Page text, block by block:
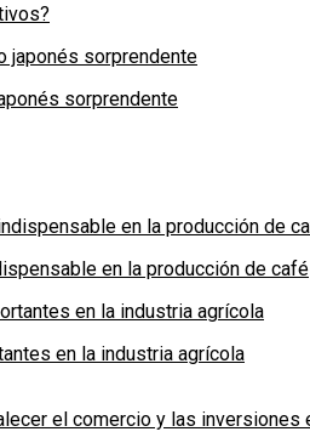
sorprendente
en la producción de café
en la industria agrícola